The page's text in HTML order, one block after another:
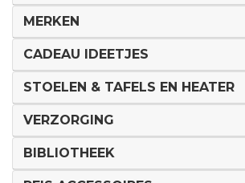
MERKEN
CADEAU IDEETJES
STOELEN & TAFELS EN HEATER
VERZORGING
BIBLIOTHEEK